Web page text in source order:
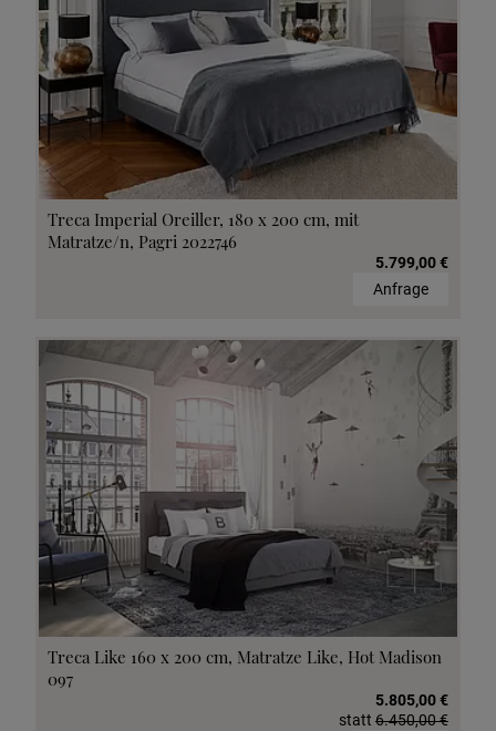
Treca Imperial Oreiller, 180 x 200 cm, mit
Matratze/n, Pagri 2022746
5.799,00 €
Anfrage
Treca Like 160 x 200 cm, Matratze Like, Hot Madison
097
5.805,00 €
statt 6.450,00 €